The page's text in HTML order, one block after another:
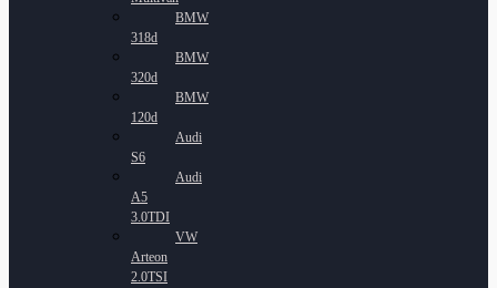
BMW
318d
BMW
320d
BMW
120d
Audi
S6
Audi
A5
3.0TDI
VW
Arteon
2.0TSI